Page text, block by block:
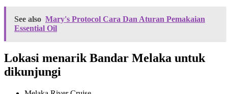
See also Mary's Protocol Cara Dan Aturan Pemakaian
Essential Oil
Lokasi menarik Bandar Melaka untuk
dikunjungi